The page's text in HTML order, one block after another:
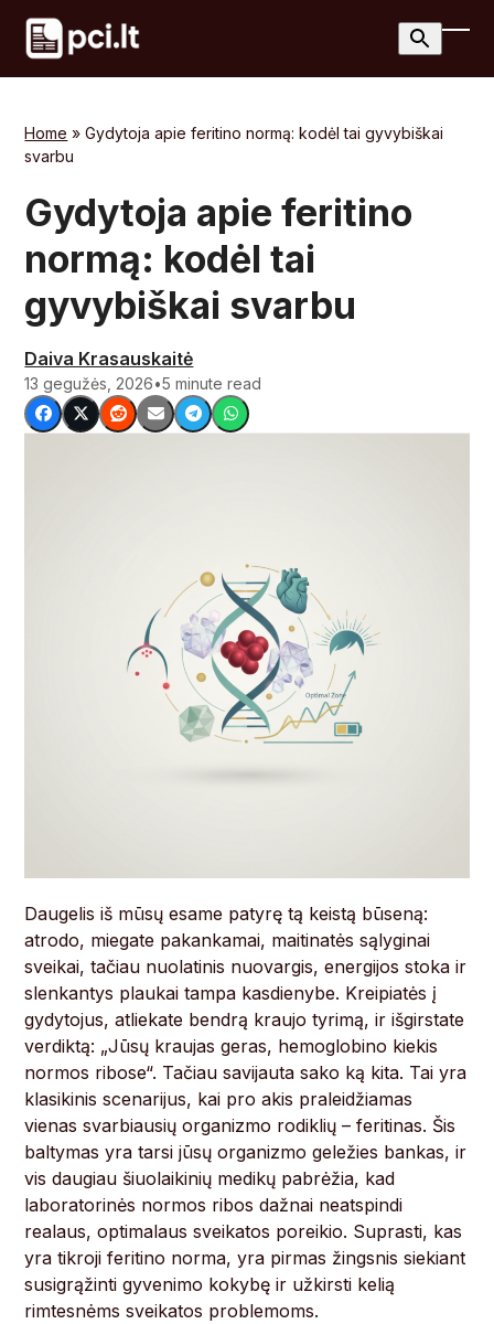
Skip
content
Home »Gydytoja apie feritino normą: kodėl tai gyvybiškai
svarbu
Gydytoja apie feritino
normą: kodėl tai
gyvybiškai svarbu
Daiva Krasauskaitė
13 gegužės, 2026•5 minute read
Daugelis iš mūsų esame patyrę tą keistą būseną:
atrodo, miegate pakankamai, maitinatės sąlyginai
sveikai, tačiau nuolatinis nuovargis, energijos stoka ir
slenkantys plaukai tampa kasdienybe. Kreipiatės į
gydytojus, atliekate bendrą kraujo tyrimą, ir išgirstate
verdiktą: „Jūsų kraujas geras, hemoglobino kiekis
normos ribose“. Tačiau savijauta sako ką kita. Tai yra
klasikinis scenarijus, kai pro akis praleidžiamas
vienas svarbiausių organizmo rodiklių – feritinas. Šis
baltymas yra tarsi jūsų organizmo geležies bankas, ir
vis daugiau šiuolaikinių medikų pabrėžia, kad
laboratorinės normos ribos dažnai neatspindi
realaus, optimalaus sveikatos poreikio. Suprasti, kas
yra tikroji feritino norma, yra pirmas žingsnis siekiant
susigrąžinti gyvenimo kokybę ir užkirsti kelią
rimtesnėms sveikatos problemoms.